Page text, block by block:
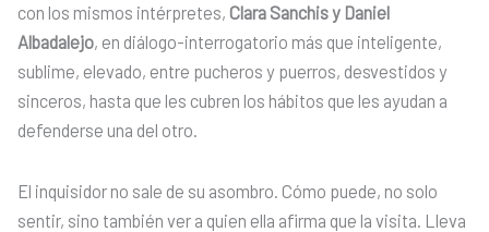
con los mismos intérpretes, Clara Sanchis y Daniel
Albadalejo, en diálogo-interrogatorio más que inteligente,
sublime, elevado, entre pucheros y puerros, desvestidos y
sinceros, hasta que les cubren los hábitos que les ayudan a
defenderse una del otro.
El inquisidor no sale de su asombro. Cómo puede, no solo
sentir, sino también ver a quien ella afirma que la visita. Lleva